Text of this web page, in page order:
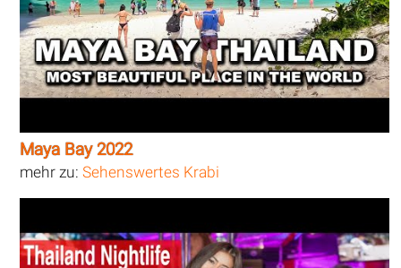
Maya Bay 2022
mehr zu:Sehenswertes Krabi